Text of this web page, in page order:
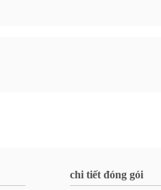
chi tiết đóng gói